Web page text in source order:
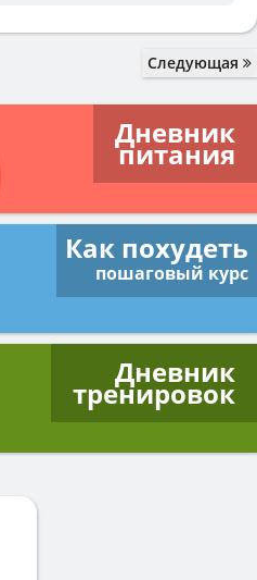
Следующая
Дневник
питания
Как похудеть
пошаговый курс
Дневник
тренировок